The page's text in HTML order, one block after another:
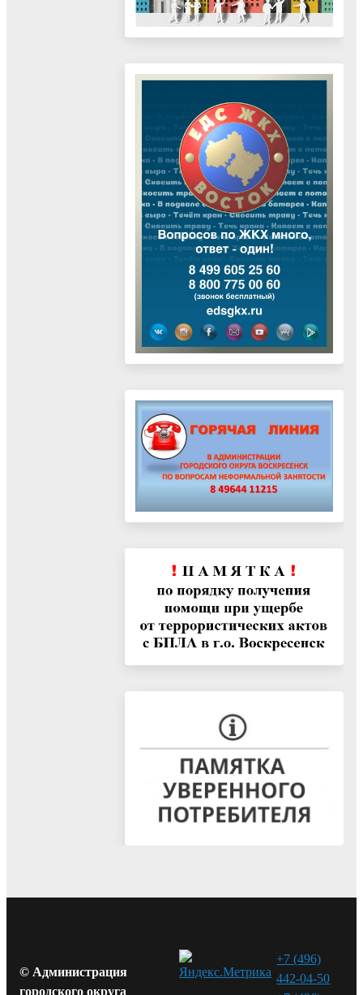
© Администрация
городского округа
+7 (496)
442-04-50